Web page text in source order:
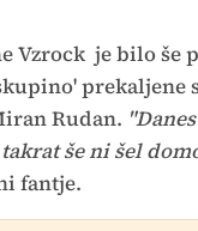
Vzrock je bilo še
prekaljene
Rudan.
še ni šel
fantje.